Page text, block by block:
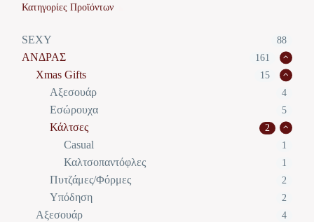
Κατηγορίες Προϊόντων
SEXY 88
ΑΝΔΡΑΣ 161
Xmas Gifts 15
Αξεσουάρ 4
Εσώρουχα 5
Κάλτσες 2
Casual 1
Καλτσοπαντόφλες 1
Πυτζάμες/Φόρμες 2
Υπόδηση 2
Αξεσουάρ 4